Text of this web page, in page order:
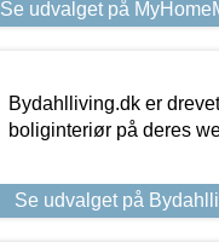
Se udvalget på
Bydahlliving.dk er
boliginteriør på deres
Se udvalget på